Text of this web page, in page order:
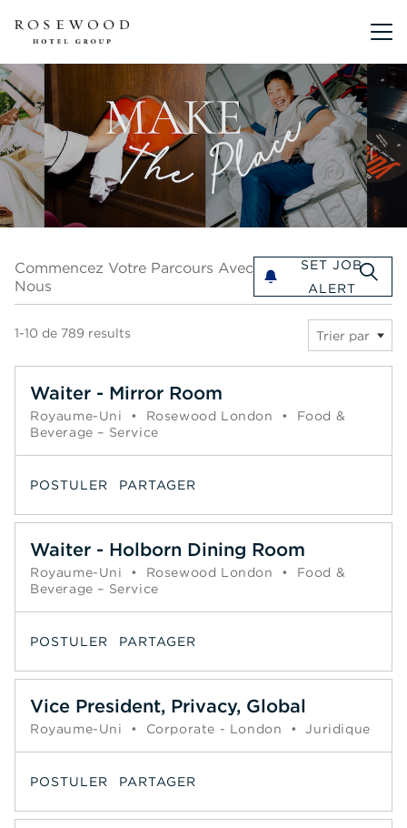
Menu
Commencez Votre Parcours Avec
Nous
SET JOB
ALERT
Commencez votre parcours avec nous
1-10 de 789 results Trier par
Waiter - Mirror Room
Royaume-Uni • Rosewood London •
Food &
Beverage – Service
POSTULER PARTAGER
Waiter - Holborn Dining Room
Royaume-Uni • Rosewood London •
Food &
Beverage – Service
POSTULER PARTAGER
Vice President, Privacy, Global
Royaume-Uni • Corporate - London • Juridique
POSTULER PARTAGER